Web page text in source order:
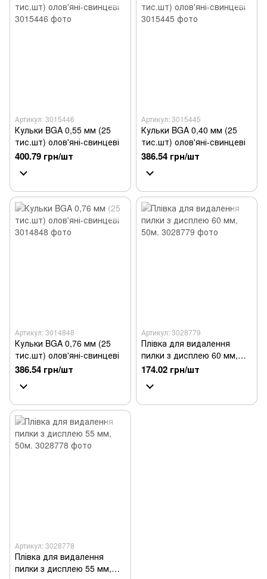
Артикул: 3015446
Кульки BGA 0,55 мм (25
тис.шт) олов'яні-свинцеві
400.79 грн/шт
Артикул: 3015445
Кульки BGA 0,40 мм (25
тис.шт) олов'яні-свинцеві
386.54 грн/шт
Артикул: 3014848
Кульки BGA 0,76 мм (25
тис.шт) олов'яні-свинцеві
386.54 грн/шт
Артикул: 3028779
Плівка для видалення
пилки з дисплею 60 мм,
50м.
174.02 грн/шт
Артикул: 3028778
Плівка для видалення
пилки з дисплею 55 мм,